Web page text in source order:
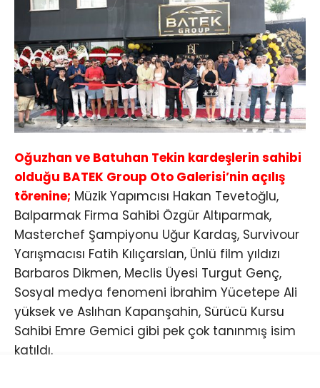
Oğuzhan ve Batuhan Tekin kardeşlerin sahibi
olduğu BATEK Group Oto Galerisi’nin açılış
törenine; Müzik Yapımcısı Hakan Tevetoğlu,
Balparmak Firma Sahibi Özgür Altıparmak,
Masterchef Şampiyonu Uğur Kardaş, Survivour
Yarışmacısı Fatih Kılıçarslan, Ünlü film yıldızı
Barbaros Dikmen, Meclis Üyesi Turgut Genç,
Sosyal medya fenomeni İbrahim Yücetepe Ali
yüksek ve Aslıhan Kapanşahin, Sürücü Kursu
Sahibi Emre Gemici gibi pek çok tanınmış isim
katıldı.